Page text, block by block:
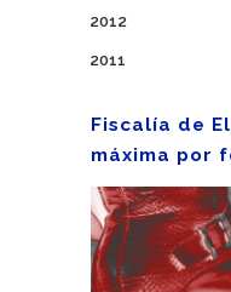
2012
2011
Fiscalía de
máxima por